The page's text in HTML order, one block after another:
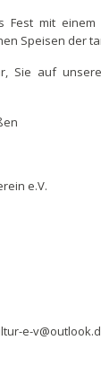
Fest mit
Speisen der
Sie auf
e.V.
e-